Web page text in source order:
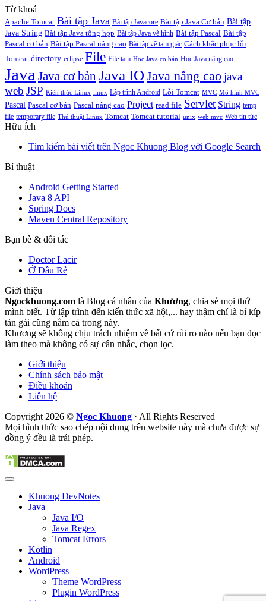
Từ khoá
Apache Tomcat Bài tập Java Bài tập Javacore Bài tập Java Cơ bản Bài tập
Java String Bài tập Java tổng hợp Bài tập Java vẽ hình Bài tập Pascal Bài tập
Pascal cơ bản Bài tập Pascal nâng cao Bài tập vẽ tam giác Cách khắc phục lỗi
Tomcat directory eclipse File File tạm Học Java cơ bản Học Java nâng cao
Java Java cơ bản Java IO Java nâng caojava
web JSP Kiến thức Linux linux Lập trình Android Lỗi Tomcat MVC Mô hình MVC
Pascal Pascal cơ bản Pascal nâng cao Project read file Servlet String temp
file temporary file Thủ thuật Linux Tomcat Tomcat tutorial unix web mvc Web tin tức
Hữu ích
Tìm kiếm bài viết trên Ngoc Khuong Blog với Google Search
Bí thuật
Android Getting Started
Java 8 API
Spring Docs
Maven Central Repository
Bạn bè & đối tác
Doctor Lacir
Ở Đâu Rẻ
Giới thiệu
Ngockhuong.com là Blog cá nhân của Khương, chia sẻ mọi thứ
mình biết. Từ lập trình đến kiến thức xã hội,... hay thậm chí là bí kíp
tán gái cũng nằm cả trong này.
Khương sẽ không chịu trách nhiệm về bất cứ rủi ro nào nếu bạn đọc
làm theo mà không có sự cân nhắc, chọn lọc.
Giới thiệu
Chính sách bảo mật
Điều khoản
Liên hệ
Copyright 2026 © Ngoc Khuong · All Rights Reserved
Mọi hình thức sao chép nội dung trên website này mà chưa được sự
đồng ý đều là trái phép.
Khuong DevNotes
Java
Java I/O
Java Regex
Tomcat Errors
Kotlin
Android
WordPress
Theme WordPress
Plugin WordPress